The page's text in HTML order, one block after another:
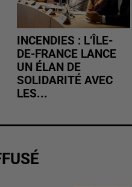
INCENDIES : L’ÎLE-
DE-FRANCE LANCE
UN ÉLAN DE
SOLIDARITÉ AVEC
LES...